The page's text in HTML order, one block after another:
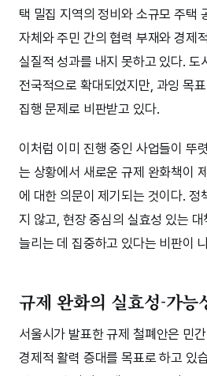
택 밀집 지역의 정비와 소규모 주택
자체와 주민 간의 협력 부재와 경제
실질적 성과를 내지 못하고 있다. 도
전국적으로 확대되었지만, 과잉 목
집행 문제로 비판받고 있다.
이처럼 이미 진행 중인 사업들이 뚜
는 상황에서 새로운 규제 완화책이
에 대한 의문이 제기되는 것이다. 정
지 않고, 현장 중심의 실효성 있는
늘리는 데 집중하고 있다는 비판이
규제 완화의 실효성-가능
서울시가 발표한 규제 철폐안은 민
경제적 활력 증대를 목표로 하고 있